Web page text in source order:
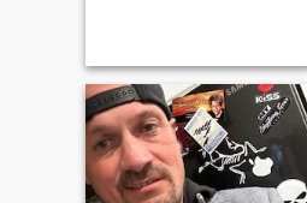
de crypto, les jeux d'invest